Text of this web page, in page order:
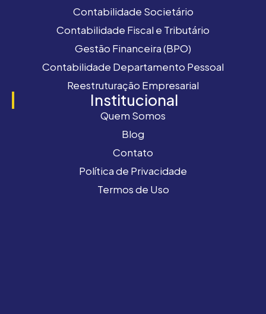
Contabilidade Societário
Contabilidade Fiscal e Tributário
Gestão Financeira (BPO)
Contabilidade Departamento Pessoal
Reestruturação Empresarial
Institucional
Quem Somos
Blog
Contato
Política de Privacidade
Termos de Uso